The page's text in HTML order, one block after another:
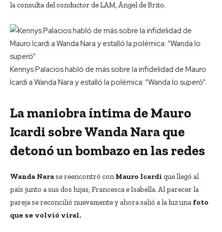
la consulta del conductor de LAM, Ángel de Brito.
Kennys Palacios habló de más sobre la infidelidad de Mauro
Icardi a Wanda Nara y estalló la polémica: “Wanda lo superó”.
La maniobra íntima de Mauro
Icardi sobre Wanda Nara que
detonó un bombazo en las redes
Wanda Narase reencontró con Mauro Icardi que llegó al
país junto a sus dos hijas, Francesca e Isabella. Al parecer la
pareja se reconcilió nuevamente y ahora salió a la luz una foto
que se volvió viral.